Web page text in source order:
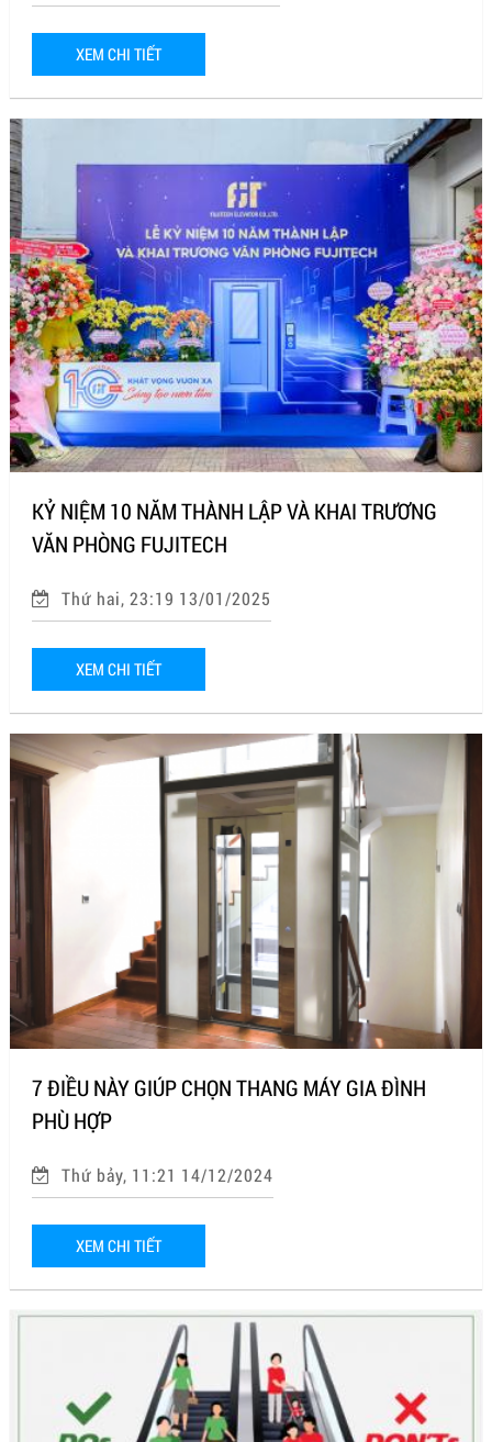
XEM CHI TIẾT
KỶ NIỆM 10 NĂM THÀNH LẬP VÀ KHAI TRƯƠNG
VĂN PHÒNG FUJITECH
Thứ hai, 23:19 13/01/2025
XEM CHI TIẾT
7 ĐIỀU NÀY GIÚP CHỌN THANG MÁY GIA ĐÌNH
PHÙ HỢP
Thứ bảy, 11:21 14/12/2024
XEM CHI TIẾT